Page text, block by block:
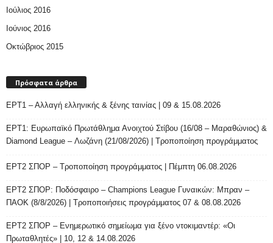
Ιούλιος 2016
Ιούνιος 2016
Οκτώβριος 2015
Πρόσφατα άρθρα
ΕΡΤ1 – Αλλαγή ελληνικής & ξένης ταινίας | 09 & 15.08.2026
ΕΡΤ1: Ευρωπαϊκό Πρωτάθλημα Ανοιχτού Στίβου (16/08 – Μαραθώνιος) &
Diamond League – Λωζάνη (21/08/2026) | Τροποποίηση προγράμματος
ΕΡΤ2 ΣΠΟΡ – Τροποποίηση προγράμματος | Πέμπτη 06.08.2026
ΕΡΤ2 ΣΠΟΡ: Ποδόσφαιρο – Champions League Γυναικών: Μπραν –
ΠΑΟΚ (8/8/2026) | Τροποποιήσεις προγράμματος 07 & 08.08.2026
ΕΡΤ2 ΣΠΟΡ – Ενημερωτικό σημείωμα για ξένο ντοκιμαντέρ: «Οι
Πρωταθλητές» | 10, 12 & 14.08.2026